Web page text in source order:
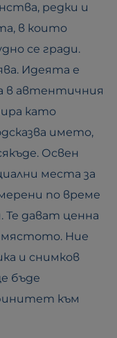
редки и
в които
се гради.
Идеята е
в автентичния
като
името,
Освен
места за
по време
Те дават ценна
мястото. Ние
и снимков
бъде
към